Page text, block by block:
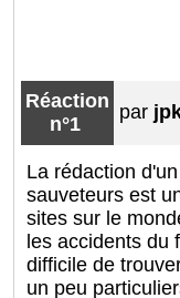
Réaction
n°1
par
La rédaction
sauveteurs est
sites sur le
les accidents du
difficile de
un peu